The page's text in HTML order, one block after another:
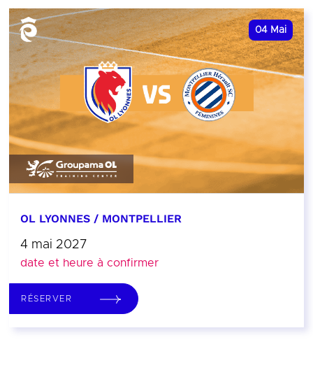
04 Mai
OL LYONNES / MONTPELLIER
4 mai 2027
date et heure à confirmer
RÉSERVER